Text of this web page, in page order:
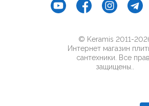
© Keramis 2011-
Интернет магазин
сантехники. Все
защищены..